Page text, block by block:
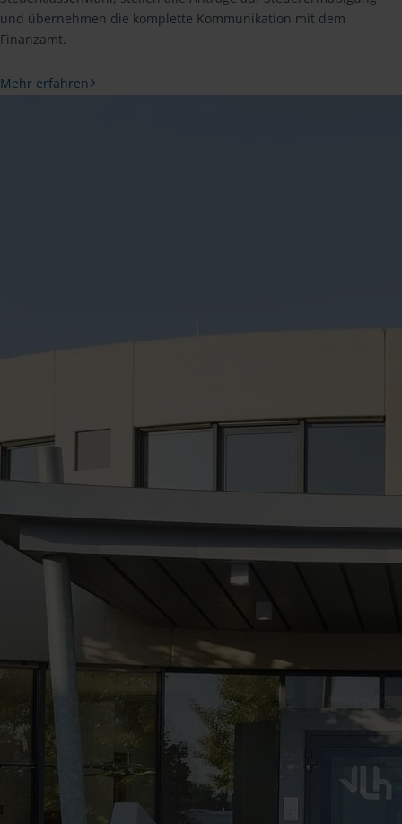
und übernehmen die komplette Kommunikation mit dem
Finanzamt.
Mehr erfahren